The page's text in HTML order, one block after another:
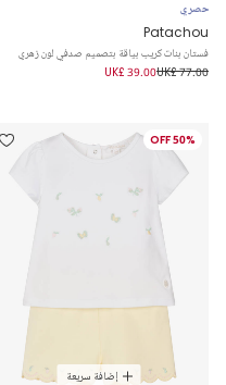
حصري
Patachou
فستان بنات كريب بياقة بتصميم صدفي لون زهري
UK£ 77.00
UK£ 39.00
50% OFF
إضافة سريعة